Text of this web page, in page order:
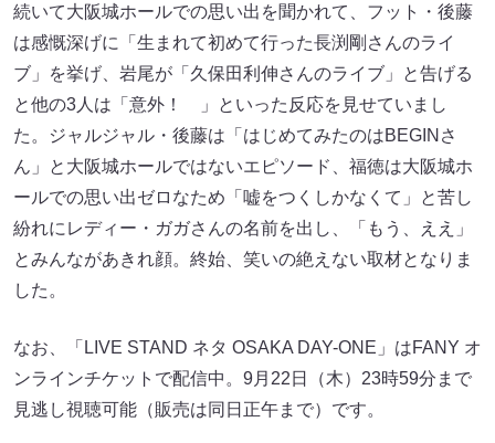
続いて大阪城ホールでの思い出を聞かれて、フット・後藤
は感慨深げに「生まれて初めて行った長渕剛さんのライ
ブ」を挙げ、岩尾が「久保田利伸さんのライブ」と告げる
と他の3人は「意外！ 」といった反応を見せていまし
た。ジャルジャル・後藤は「はじめてみたのはBEGINさ
ん」と大阪城ホールではないエピソード、福徳は大阪城ホ
ールでの思い出ゼロなため「嘘をつくしかなくて」と苦し
紛れにレディー・ガガさんの名前を出し、「もう、ええ」
とみんながあきれ顔。終始、笑いの絶えない取材となりま
した。
なお、「LIVE STAND ネタ OSAKA DAY-ONE」はFANY オ
ンラインチケットで配信中。9月22日（木）23時59分まで
見逃し視聴可能（販売は同日正午まで）です。